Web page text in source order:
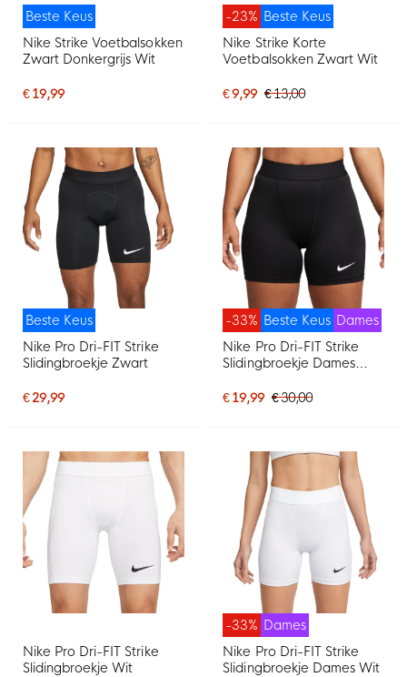
Beste Keus
Nike Strike Voetbalsokken
Zwart Donkergrijs Wit
€ 19,99
Beste Keus
-23%
Nike Strike Korte
Voetbalsokken Zwart Wit
€ 9,99 € 13,00
Beste Keus
Nike Pro Dri-FIT Strike
Slidingbroekje Zwart
€ 29,99
Beste Keus
-33%
Dames
Nike Pro Dri-FIT Strike
Slidingbroekje Dames
€ 19,99 € 30,00
Nike Pro Dri-FIT Strike
Slidingbroekje Wit
-33% Dames
Nike Pro Dri-FIT Strike
Slidingbroekje Dames Wit